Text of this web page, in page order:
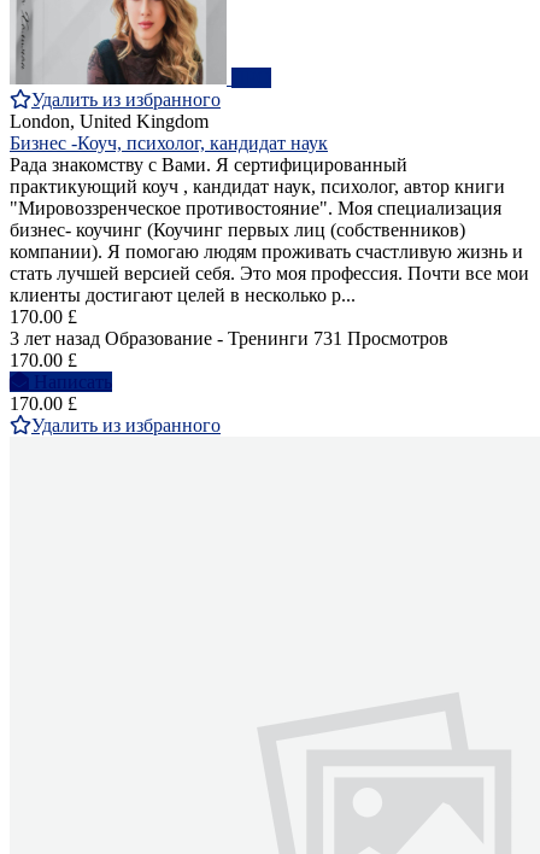
Удалить из избранного
London, United Kingdom
Бизнес -Коуч, психолог, кандидат наук
Рада знакомству с Вами. Я сертифицированный
практикующий коуч , кандидат наук, психолог, автор книги
"Мировоззренческое противостояние". Моя специализация
бизнес- коучинг (Коучинг первых лиц (собственников)
компании). Я помогаю людям проживать счастливую жизнь и
стать лучшей версией себя. Это моя профессия. Почти все мои
клиенты достигают целей в несколько р...
170.00 £
3 лет назад Образование - Тренинги 731 Просмотров
170.00 £
Написать
170.00 £
Удалить из избранного